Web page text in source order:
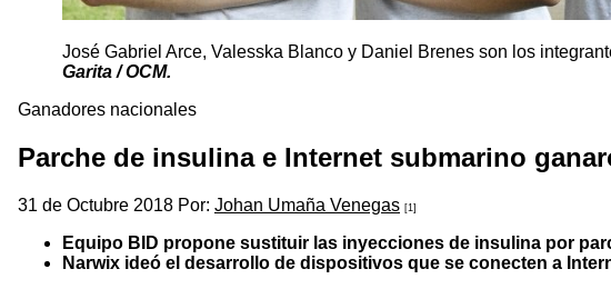
José Gabriel Arce, Valesska Blanco y Daniel Brenes son los
Garita / OCM.
Ganadores nacionales
Parche de insulina e Internet submarino
31 de Octubre 2018 Por: Johan Umaña Venegas [1]
Equipo BID propone sustituir las inyecciones de insulina por
Narwix ideó el desarrollo de dispositivos que se conecten a